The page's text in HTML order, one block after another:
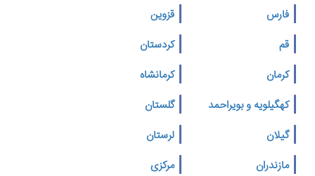
فارس
قزوین
قم
کردستان
کرمان
کرمانشاه
کهگیلویه و بویراحمد
گلستان
گیلان
لرستان
مازندران
مرکزی